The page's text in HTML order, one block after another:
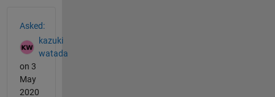
Asked:
kazuki
watada
on 3
May
2020